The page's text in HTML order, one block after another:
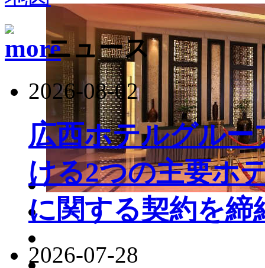
ニュース
2026-08-02
広西ホテルグル
ける2つの主要ホ
に関する契約を締
2026-07-28